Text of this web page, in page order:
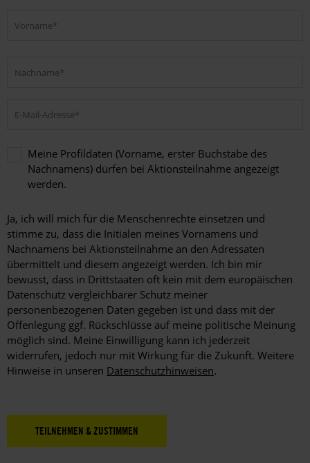
Meine Profildaten (Vorname, erster Buchstabe des
Nachnamens) dürfen bei Aktionsteilnahme angezeigt
werden.
Profildaten
(Vorname,
erster
Buchstabe
des
Nachnamens)
dürfen
bei
Aktionsteilnahme
angezeigt
werden.
Ja, ich will mich für die Menschenrechte einsetzen und
stimme zu, dass die Initialen meines Vornamens und
Nachnamens bei Aktionsteilnahme an den Adressaten
übermittelt und diesem angezeigt werden. Ich bin mir
bewusst, dass in Drittstaaten oft kein mit dem europäischen
Datenschutz vergleichbarer Schutz meiner
personenbezogenen Daten gegeben ist und dass mit der
Offenlegung ggf. Rückschlüsse auf meine politische Meinung
möglich sind. Meine Einwilligung kann ich jederzeit
widerrufen, jedoch nur mit Wirkung für die Zukunft. Weitere
Hinweise in unseren Datenschutzhinweisen.